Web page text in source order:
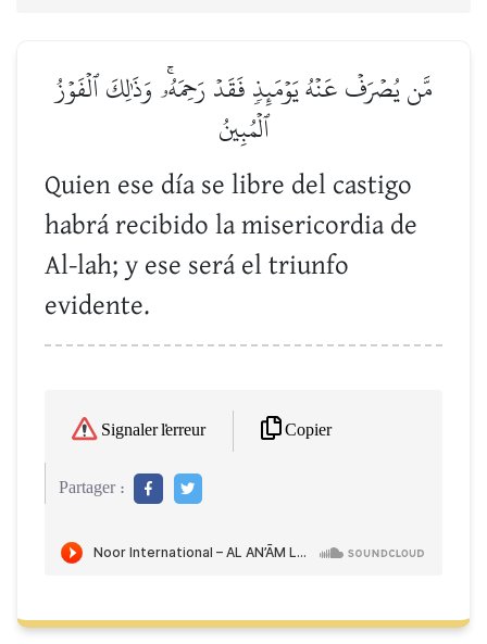
مَّن يُصۡرَفۡ عَنۡهُ يَوۡمَئِذٖ فَقَدۡ رَحِمَهُۥۚ وَذَٰلِكَ ٱلۡفَوۡزُ
ٱلۡمُبِينُ
Quien ese día se libre del castigo
habrá recibido la misericordia de
Al-lah; y ese será el triunfo
evidente.
Signaler l'erreur Copier
Partager :